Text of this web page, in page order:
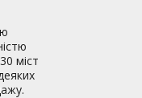
міст